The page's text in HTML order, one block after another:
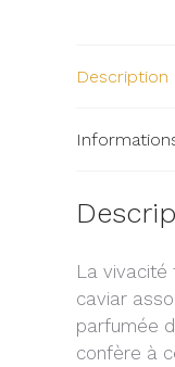
Description
La vivacité
caviar
parfumée
confère à